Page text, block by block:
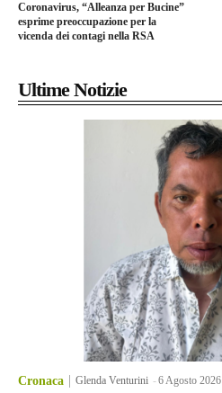
Coronavirus, “Alleanza per Bucine”
esprime preoccupazione per la
vicenda dei contagi nella RSA
Ultime Notizie
Cronaca Glenda Venturini -6 Agosto 2026